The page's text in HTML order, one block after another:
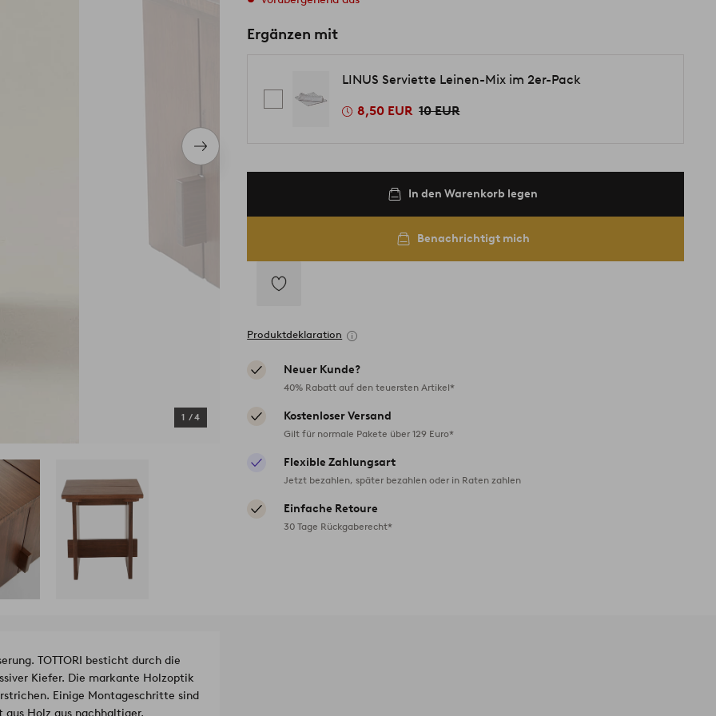
Nächstes
Produkt
1 /4
Ergänzen mit
LINUS Serviette Leinen-Mix im 2er-Pack
8,50 EUR 10 EUR
In den Warenkorb legen
Benachrichtigt mich
Favoriten
hinzufügen
Produktdeklaration
Neuer Kunde?
40% Rabatt auf den teuersten Artikel*
Kostenloser Versand
Gilt für normale Pakete über 129 Euro*
Flexible Zahlungsart
Jetzt bezahlen, später bezahlen oder in Raten zahlen
Einfache Retoure
30 Tage Rückgaberecht*
TOTTORI besticht durch die
Kiefer. Die markante Holzoptik
Einige Montageschritte sind
Holz aus nachhaltiger,